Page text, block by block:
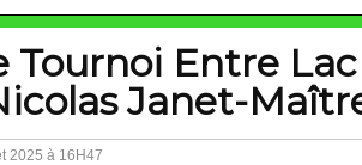
Tournoi Entre
Janet-
2025 à 16H47